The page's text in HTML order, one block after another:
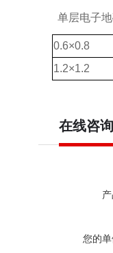
单层电子
0.6×0.8
1.2×1.2
在线咨询
产
您的单